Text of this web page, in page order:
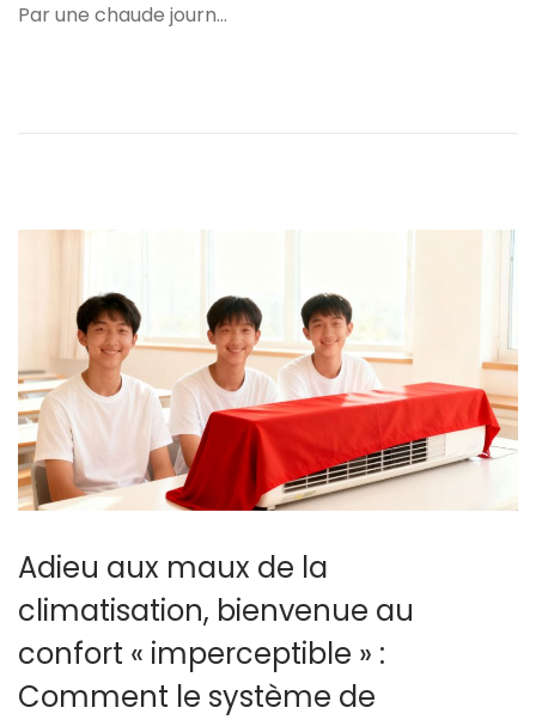
2
Par une chaude journ…
Adieu aux maux de la
climatisation, bienvenue au
confort « imperceptible » :
Comment le système de